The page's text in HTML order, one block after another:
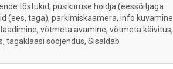
tõstukid, püsikiiruse hoidja (eessõitjaga
(ees, taga), parkimiskaamera, info kuvamine
võtmeta avamine, võtmeta käivitus,
tagaklaasi soojendus, Sisaldab